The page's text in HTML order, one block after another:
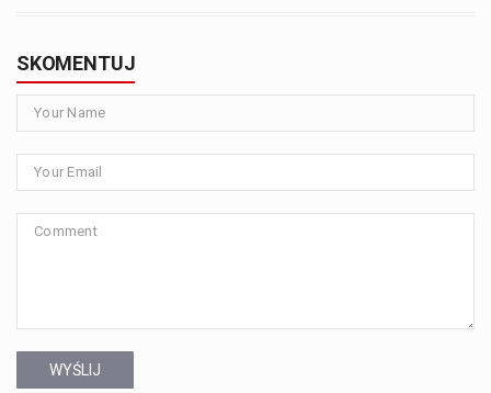
SKOMENTUJ
WYŚLIJ